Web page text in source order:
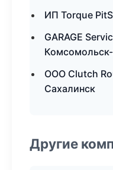
ИП Torque
GARAGE
ООО Clutch
Сахалинск
Другие